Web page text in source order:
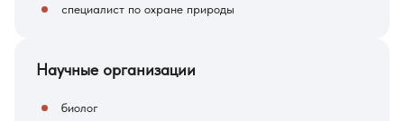
специалист по охране природы
Научные организации
биолог